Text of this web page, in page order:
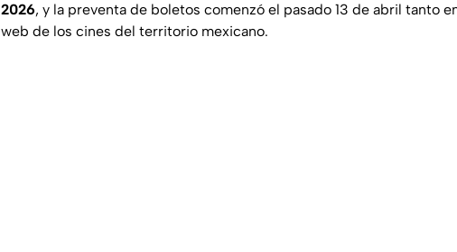
2026, y la preventa de boletos comenzó el pasado 13 de abril tanto
web de los cines del territorio mexicano.